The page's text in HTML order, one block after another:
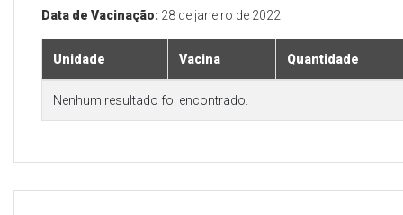
Data de Vacinação: 28 de janeiro de 2022
Unidade Vacina Quantidade
Nenhum resultado foi encontrado.